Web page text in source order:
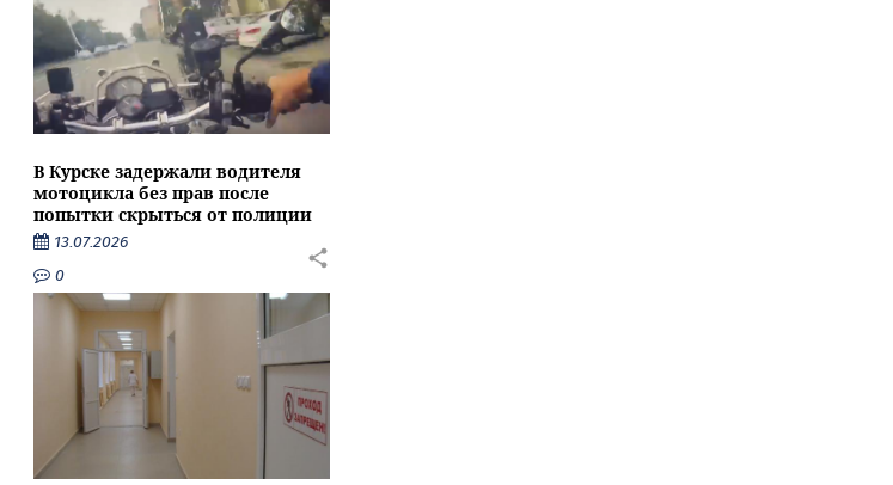
В Курске задержали водителя
мотоцикла без прав после
попытки скрыться от полиции
13.07.2026
0